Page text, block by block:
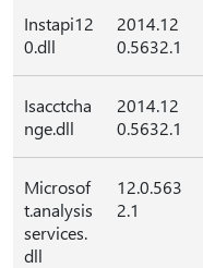
Instapi12
0.dll
2014.12
0.5632.1
Isacctcha
nge.dll
2014.12
0.5632.1
Microsof
t.analysis
services.
dll
12.0.563
2.1